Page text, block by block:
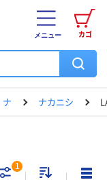
カゴ
メニュー
ナ ナカニシ
1